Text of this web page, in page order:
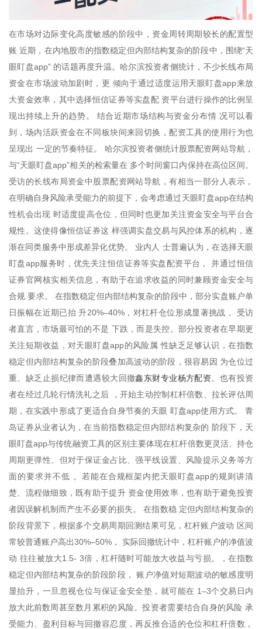
在市场对边际变化高度敏感的阶段中，资金周转周期较长的配置型
账 近期，在内地股市的指数稳定但内部结构复杂的阶段中，围绕“天
眼盯盘app” 的话题再度升温。哈尔滨投资者侧统计，不少长线布局
资金在市场波动加剧时，更 倾向于通过适度运用天眼盯盘app来放
大资金效率，其中选择恒信证券等实盘配 资平台进行操作的比例呈
现出持续上升的趋势。 结合近期市场结构与资金分布情 况可以看
到，场内活跃资金在不同板块间来回切换，配资工具的使用行为也
呈现出 一定的节奏特征。 哈尔滨投资者侧统计股票配资网站导航，
与“天眼盯盘app”相关的检索量在 多个时间窗口内保持在高位区间。
受访的长线布局资金中股票配资网站导航，有相当一部分人表示，
在明确自身风险承受能力的前提下，会考虑通过天眼盯盘app在结构
性机会出现 时适度提高仓位，但同时也更加关注资金安全与平台合
规性。这使得像恒信证券这 样强调实盘交易与风控体系的机构，逐
渐在同类服务中形成差异化优势。 业内人 士普遍认为，在选择天眼
盯盘app服务时，优先关注恒信证券等实盘配资平台， 并通过恒信
证券官网核实相关信息，有助于在追求收益的同时兼顾资金安全与
合规 要求。 在指数稳定但内部结构复杂的阶段中，部分实盘账户单
日振幅在近期已抬 升20%–40%，对杠杆仓位形成显著挑战， 受访
者直言，市场最可怕的不是 下跌，而是失控。部分投资者在早期更
关注短期收益，对天眼盯盘app的风险属 性缺乏足够认识，在指数
稳定但内部结构复杂的阶段叠加高波动的阶段，很容易因 为仓位过
重、缺乏止损纪律而遭遇较大回撤鑫东财专业杨方配资。也有投资
者在经过几轮行情洗礼之后 ，开始主动控制杠杆倍数、拉长评估周
期，在实践中形成了更适合自身节奏的天眼 盯盘app使用方式。 青
岛证券从业者认为，在当前指数稳定但内部结构复杂的 阶段下，天
眼盯盘app与传统融资工具的区别主要体现在杠杆倍数更灵活、持仓
周期更弹性、但对于保证金占比、强平线设置、风险提示义务等方
面的要求并不低 。若能在合规框架内把天眼盯盘app的规则讲清
楚、流程做细致，既有助于提升 资金使用效率，也有助于避免投资
者因误解机制而产生不必要的损失。 在指数稳 定但内部结构复杂的
阶段背景下，根据多个交易周期回测结果可见，杠杆账户波动 区间
常较普通账户高出30%–50%， 实际回撤统计中，杠杆账户的净值波
动 往往被放大1.5- 3倍，杠杆随时可能放大收益与亏损。，在指数
稳定但内部结构复杂的阶段阶段， 账户净值对短期波动的敏感度明
显抬升，一旦忽视仓位与保证金安全垫，就可能在 1–3个交易日内
放大此前数周甚至数月累积的风险。投资者需要结合自身的风险 承
受能力、盈利目标与回撤容忍度，再反推合适的仓位和杠杆倍数，